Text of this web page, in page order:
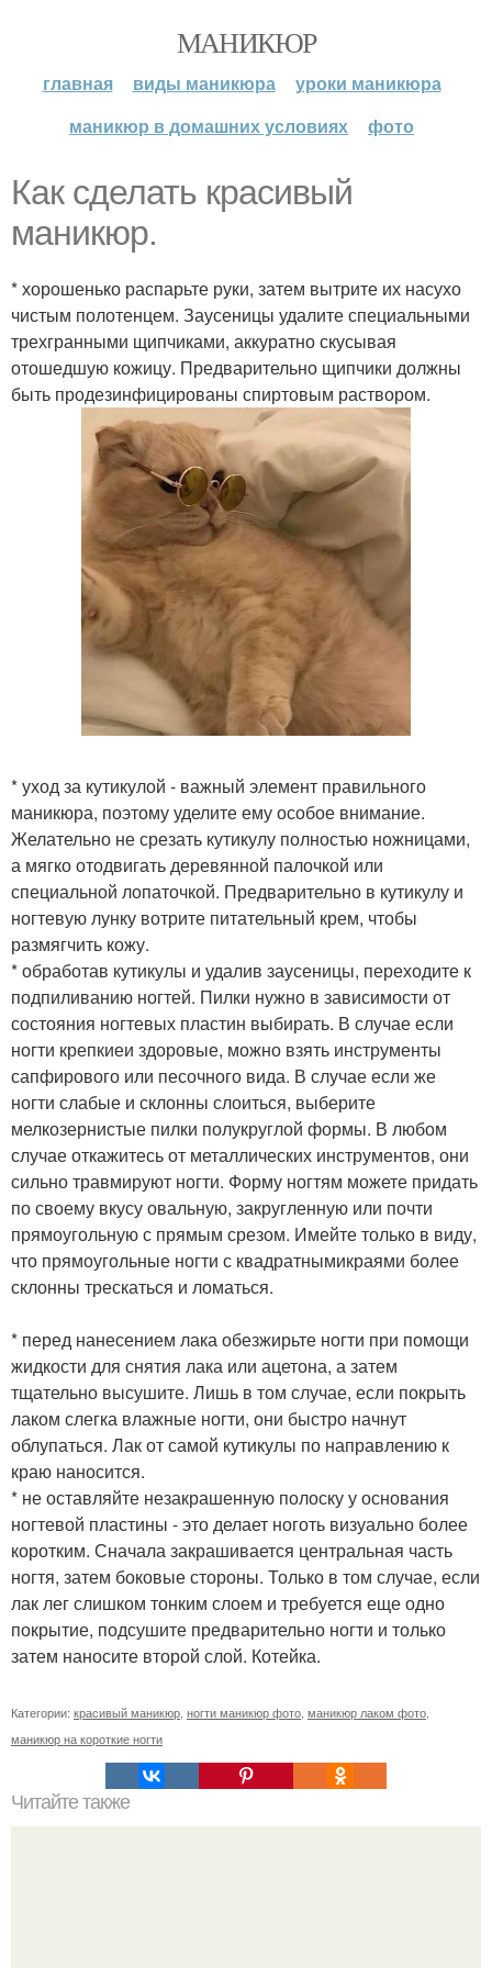
МАНИКЮР
главная виды маникюра
уроки маникюра
маникюр в домашних условиях
фото
Как сделать красивый
маникюр.
* хорошенько распарьте руки, затем вытрите их насухо
чистым полотенцем. Заусеницы удалите специальными
трехгранными щипчиками, аккуратно скусывая
отошедшую кожицу. Предварительно щипчики должны
быть продезинфицированы спиртовым раствором.
* уход за кутикулой - важный элемент правильного
маникюра, поэтому уделите ему особое внимание.
Желательно не срезать кутикулу полностью ножницами,
а мягко отодвигать деревянной палочкой или
специальной лопаточкой. Предварительно в кутикулу и
ногтевую лунку вотрите питательный крем, чтобы
размягчить кожу.
* обработав кутикулы и удалив заусеницы, переходите к
подпиливанию ногтей. Пилки нужно в зависимости от
состояния ногтевых пластин выбирать. В случае если
ногти крепкиеи здоровые, можно взять инструменты
сапфирового или песочного вида. В случае если же
ногти слабые и склонны слоиться, выберите
мелкозернистые пилки полукруглой формы. В любом
случае откажитесь от металлических инструментов, они
сильно травмируют ногти. Форму ногтям можете придать
по своему вкусу овальную, закругленную или почти
прямоугольную с прямым срезом. Имейте только в виду,
что прямоугольные ногти с квадратнымикраями более
склонны трескаться и ломаться.
* перед нанесением лака обезжирьте ногти при помощи
жидкости для снятия лака или ацетона, а затем
тщательно высушите. Лишь в том случае, если покрыть
лаком слегка влажные ногти, они быстро начнут
облупаться. Лак от самой кутикулы по направлению к
краю наносится.
* не оставляйте незакрашенную полоску у основания
ногтевой пластины - это делает ноготь визуально более
коротким. Сначала закрашивается центральная часть
ногтя, затем боковые стороны. Только в том случае, если
лак лег слишком тонким слоем и требуется еще одно
покрытие, подсушите предварительно ногти и только
затем наносите второй слой. Котейка.
Категории: красивый маникюр ногти маникюр фото маникюр лаком фото
маникюр на короткие ногти
Читайте также